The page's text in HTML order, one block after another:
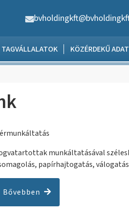
TAGVÁLLALATOK KÖZÉRDEKŰ
munkáltatásával
papírhajtogatás,
Bővebben